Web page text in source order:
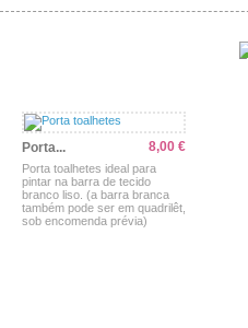
Porta... 8,00 €
Porta toalhetes ideal para
pintar na barra de tecido
branco liso. (a barra branca
também pode ser em quadrilêt,
sob encomenda prévia)